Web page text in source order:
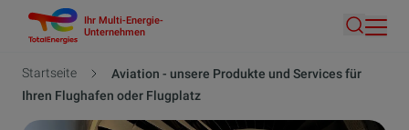
Inhalt
Ihr Multi-Energie-
Unternehmen
Suche
Pfadnavigation
Startseite
Aviation - unsere Produkte und Services für
Ihren Flughafen oder Flugplatz